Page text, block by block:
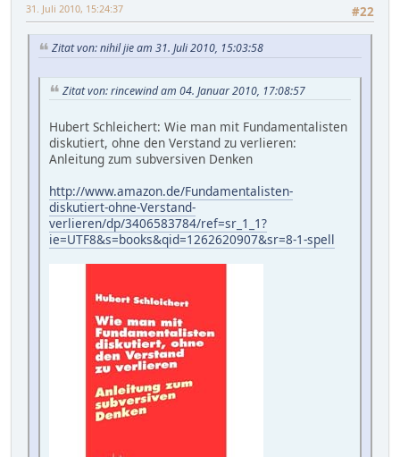
#22
31. Juli 2010, 15:24:37
Zitat von: nihil jie am 31. Juli 2010, 15:03:58
Zitat von: rincewind am 04. Januar 2010, 17:08:57
Hubert Schleichert: Wie man mit Fundamentalisten
diskutiert, ohne den Verstand zu verlieren:
Anleitung zum subversiven Denken
http://www.amazon.de/Fundamentalisten-
diskutiert-ohne-Verstand-
verlieren/dp/3406583784/ref=sr_1_1?
ie=UTF8&s=books&qid=1262620907&sr=8-1-spell